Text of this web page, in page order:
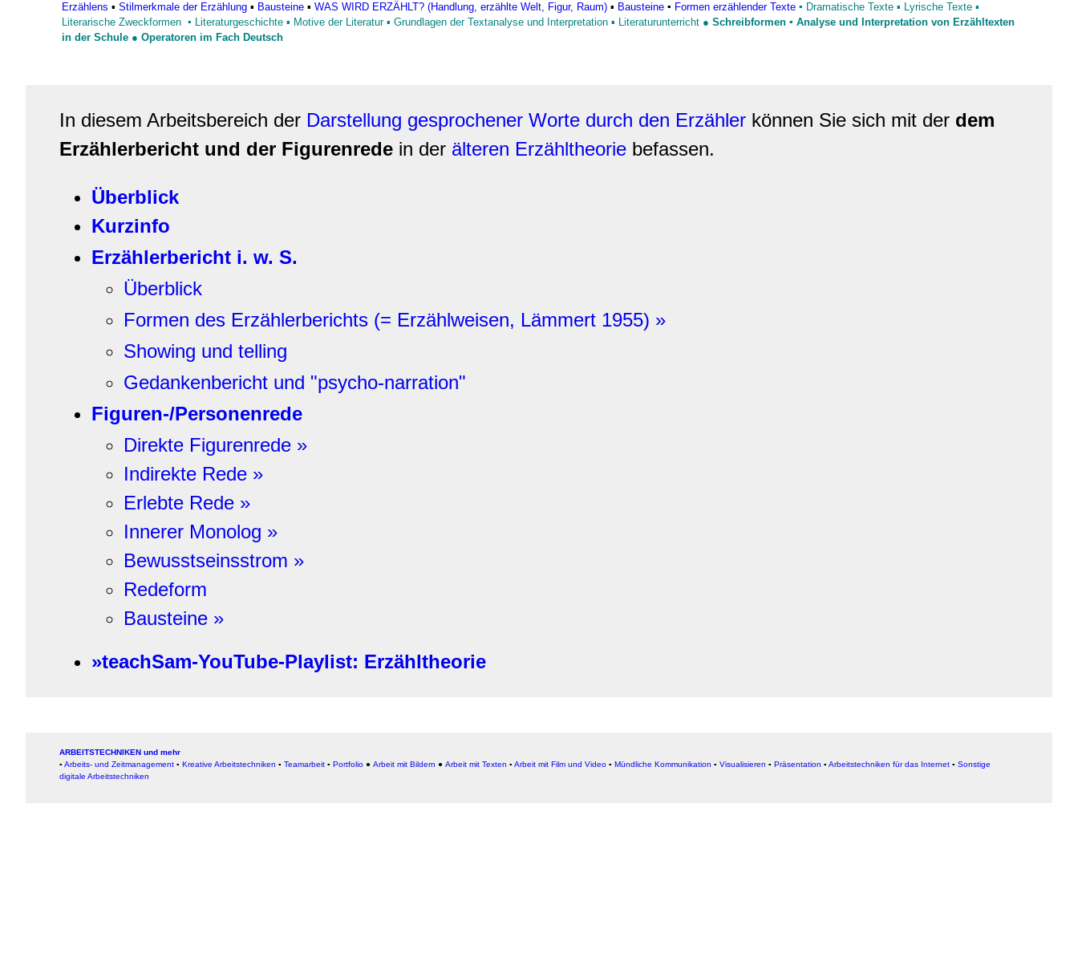
Erzählens ▪ Stilmerkmale der Erzählung ▪ Bausteine ▪ WAS WIRD ERZÄHLT? (Handlung, erzählte Welt, Figur, Raum) ▪ Bausteine ▪ Formen erzählender Texte ▪ Dramatische Texte ▪ Lyrische Texte ▪
Literarische Zweckformen ▪ Literaturgeschichte ▪ Motive der Literatur▪ Grundlagen der Textanalyse und Interpretation ▪ Literaturunterricht ● Schreibformen ▪ Analyse und Interpretation von Erzähltexten
in der Schule ● Operatoren im Fach Deutsch
In diesem Arbeitsbereich der Darstellung gesprochener Worte durch den Erzähler können Sie sich mit der dem
Erzählerbericht und der Figurenrede in der älteren Erzähltheorie befassen.
Überblick
Kurzinfo
Erzählerbericht i. w. S.
Überblick
Formen des Erzählerberichts (= Erzählweisen, Lämmert 1955) »
Showing und telling
Gedankenbericht und "psycho-narration"
Figuren-/Personenrede
Direkte Figurenrede »
Indirekte Rede »
Erlebte Rede »
Innerer Monolog »
Bewusstseinsstrom »
Redeform
Bausteine »
»teachSam-YouTube-Playlist: Erzähltheorie
ARBEITSTECHNIKEN und mehr
▪ Arbeits- und Zeitmanagement ▪ Kreative Arbeitstechniken ▪ Teamarbeit ▪ Portfolio ● Arbeit mit Bildern ● Arbeit mit Texten ▪ Arbeit mit Film und Video ▪ Mündliche Kommunikation ▪ Visualisieren ▪ Präsentation ▪ Arbeitstechniken für das Internet ▪ Sonstige
digitale Arbeitstechniken